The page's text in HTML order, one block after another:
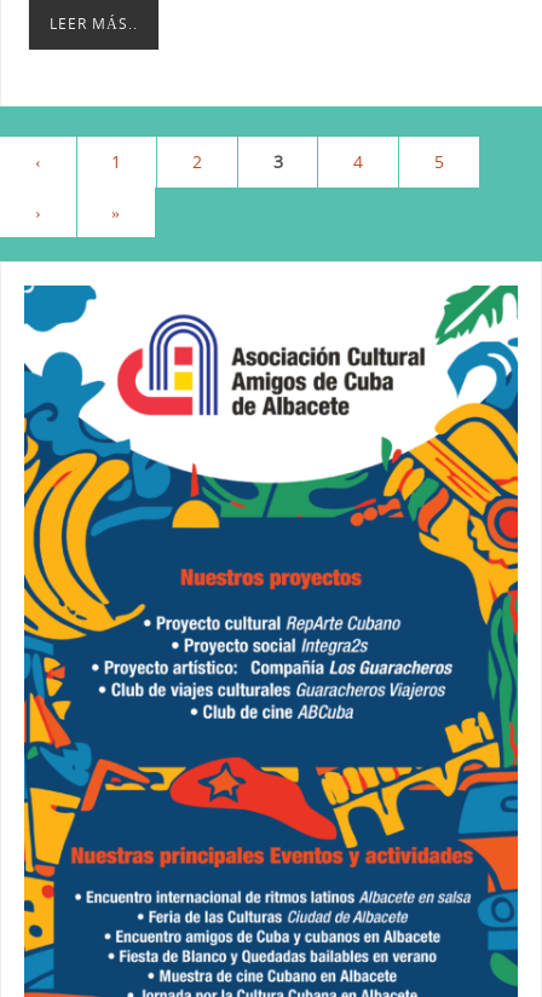
LEER MÁS..
‹ 1 2 3 4 5
› »